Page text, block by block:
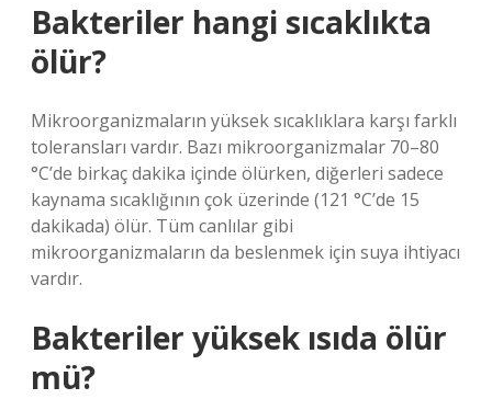
Bakteriler hangi sıcaklıkta
ölür?
Mikroorganizmaların yüksek sıcaklıklara karşı farklı
toleransları vardır. Bazı mikroorganizmalar 70–80
°C’de birkaç dakika içinde ölürken, diğerleri sadece
kaynama sıcaklığının çok üzerinde (121 °C’de 15
dakikada) ölür. Tüm canlılar gibi
mikroorganizmaların da beslenmek için suya ihtiyacı
vardır.
Bakteriler yüksek ısıda ölür
mü?